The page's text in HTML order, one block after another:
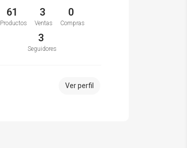
61
Productos
3
Ventas
0
Compras
3
Seguidores
Ver perfil